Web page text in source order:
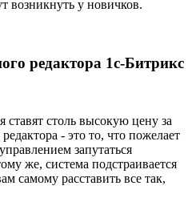
возникнуть у новичков.
редактора 1с-Битрикс
ставят столь высокую цену за
- это то, что пожелает
запутаться
же, система подстраивается
самому расставить все так,